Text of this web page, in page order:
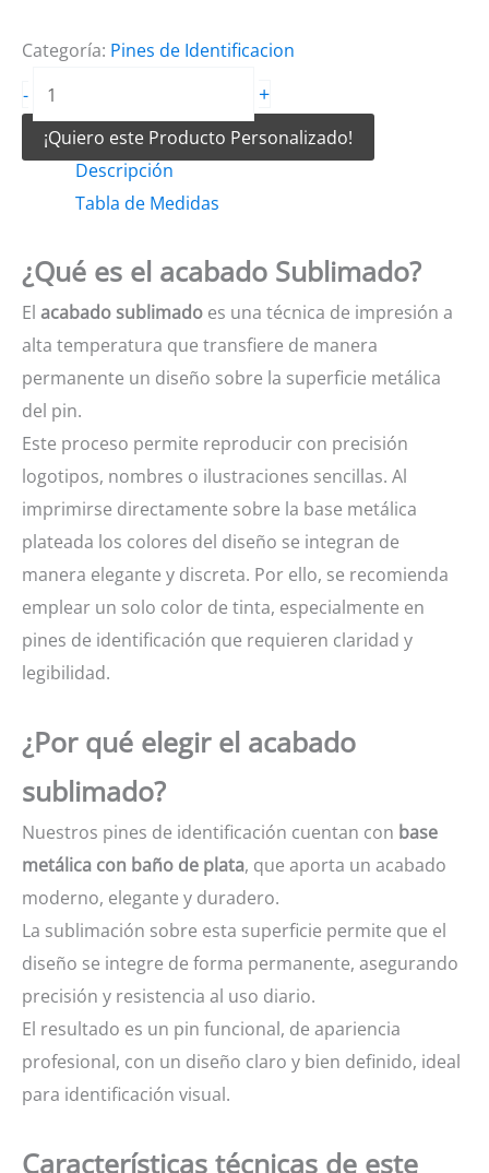
Categoría: Pines de Identificacion
-
de
identificación
plateados
sublimados
+
¡Quiero este Producto Personalizado!
Descripción
Tabla de Medidas
¿Qué es el acabado Sublimado?
El acabado sublimado es una técnica de impresión a
alta temperatura que transfiere de manera
permanente un diseño sobre la superficie metálica
del pin.
Este proceso permite reproducir con precisión
logotipos, nombres o ilustraciones sencillas. Al
imprimirse directamente sobre la base metálica
plateada los colores del diseño se integran de
manera elegante y discreta. Por ello, se recomienda
emplear un solo color de tinta, especialmente en
pines de identificación que requieren claridad y
legibilidad.
¿Por qué elegir el acabado
sublimado?
Nuestros pines de identificación cuentan con base
metálica con baño de plata, que aporta un acabado
moderno, elegante y duradero.
La sublimación sobre esta superficie permite que el
diseño se integre de forma permanente, asegurando
precisión y resistencia al uso diario.
El resultado es un pin funcional, de apariencia
profesional, con un diseño claro y bien definido, ideal
para identificación visual.
Características técnicas de este